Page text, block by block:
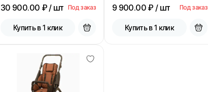
30 900.00 ₽ / шт Под заказ
Купить в 1 клик
9 900.00₽ / шт Под заказ
Купить в 1 клик